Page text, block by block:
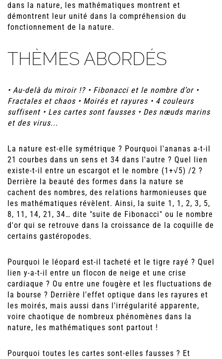
dans la nature, les mathématiques montrent et
démontrent leur unité dans la compréhension du
fonctionnement de la nature.
THÈMES ABORDÉS
• Au-delà du miroir !? • Fibonacci et le nombre d’or •
Fractales et chaos • Moirés et rayures • 4 couleurs
suffisent • Les cartes sont fausses • Des nœuds marins
et des virus...
La nature est-elle symétrique ? Pourquoi l'ananas a-t-il
21 courbes dans un sens et 34 dans l'autre ? Quel lien
existe-t-il entre un escargot et le nombre (1+√5) /2 ?
Derrière la beauté des formes dans la nature se
cachent des nombres, des relations harmonieuses que
les mathématiques révèlent. Ainsi, la suite 1, 1, 2, 3, 5,
8, 11, 14, 21, 34… dite "suite de Fibonacci" ou le nombre
d'or qui se retrouve dans la croissance de la coquille de
certains gastéropodes.
Pourquoi le léopard est-il tacheté et le tigre rayé ? Quel
lien y-a-t-il entre un flocon de neige et une crise
cardiaque ? Ou entre une fougère et les fluctuations de
la bourse ? Derrière l'effet optique dans les rayures et
les moirés, mais aussi dans l'irrégularité apparente,
voire chaotique de nombreux phénomènes dans la
nature, les mathématiques sont partout !
Pourquoi toutes les cartes sont-elles fausses ? Et